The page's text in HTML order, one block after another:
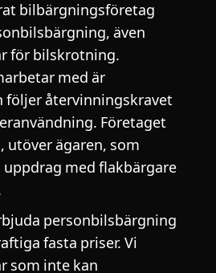
bilbärgningsföretag
även
för bilskrotning.
med är
följer återvinningskravet
Företaget
utöver ägaren, som
med flakbärgare
personbilsbärgning
fasta priser. Vi
som inte kan